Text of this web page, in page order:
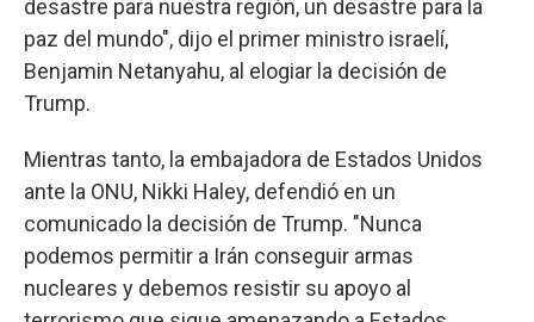
desastre para nuestra región, un desastre para la
paz del mundo", dijo el primer ministro israelí,
Benjamin Netanyahu, al elogiar la decisión de
Trump.
Mientras tanto, la embajadora de Estados Unidos
ante la ONU, Nikki Haley, defendió en un
comunicado la decisión de Trump. "Nunca
podemos permitir a Irán conseguir armas
nucleares y debemos resistir su apoyo al